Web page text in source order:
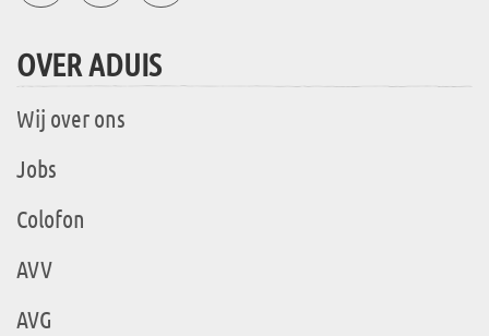
OVER ADUIS
Wij over ons
Jobs
Colofon
AVV
AVG